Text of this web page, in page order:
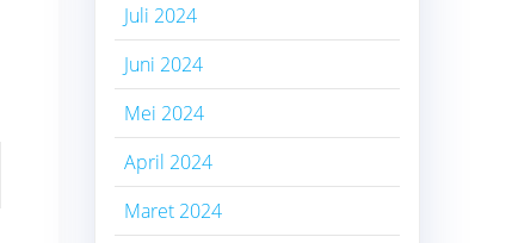
Juli 2024
Juni 2024
Mei 2024
April 2024
Maret 2024